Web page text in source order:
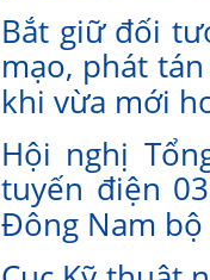
Bắt giữ đối
mạo, phát
khi vừa mới
Hội nghị
tuyến điện
Đông Nam bộ